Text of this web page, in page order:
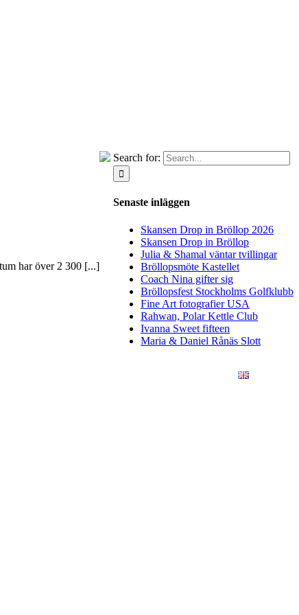
har över 2 300 [...]
Search for:
Senaste inläggen
Skansen Drop in Bröllop 2026
Skansen Drop in Bröllop
Julia & Shamal väntar tvillingar
Bröllopsmöte Kastellet
Coach Nina gifter sig
Bröllopsfest Stockholms Golfklubb
Fine Art fotografier USA
Rahwan, Polar Kettle Club
Ivanna Sweet fifteen
Maria & Daniel Rånäs Slott